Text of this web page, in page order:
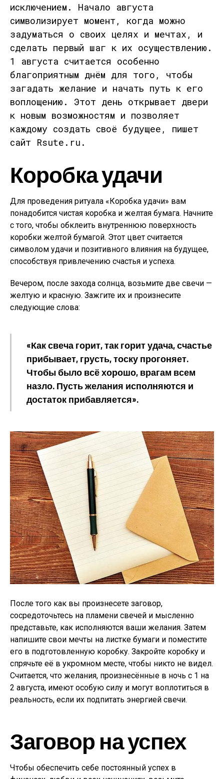
исключением. Начало августа
символизирует момент, когда можно
задуматься о своих целях и мечтах, и
сделать первый шаг к их осуществлению.
1 августа считается особенно
благоприятным днём для того, чтобы
загадать желание и начать путь к его
воплощению. Этот день открывает двери
к новым возможностям и позволяет
каждому создать своё будущее, пишет
сайт Rsute.ru.
Коробка удачи
Для проведения ритуала «Коробка удачи» вам
понадобится чистая коробка и желтая бумага. Начните
с того, чтобы обклеить внутреннюю поверхность
коробки желтой бумагой. Этот цвет считается
символом удачи и позитивного влияния на будущее,
способствуя привлечению счастья и успеха.
Вечером, после захода солнца, возьмите две свечи —
желтую и красную. Зажгите их и произнесите
следующие слова:
«Как свеча горит, так горит удача, счастье
прибывает, грусть, тоску прогоняет.
Чтобы было всё хорошо, врагам всем
назло. Пусть желания исполняются и
достаток прибавляется».
После того как вы произнесете заговор,
сосредоточьтесь на пламени свечей и мысленно
представьте, как исполняются ваши желания. Затем
напишите свои мечты на листке бумаги и поместите
его в подготовленную коробку. Закройте коробку и
спрячьте её в укромном месте, чтобы никто не видел.
Считается, что желания, произнесённые в ночь с 1 на
2 августа, имеют особую силу и могут воплотиться в
реальность, если их подпитать энергией свечи.
Заговор на успех
Чтобы обеспечить себе постоянный успех в